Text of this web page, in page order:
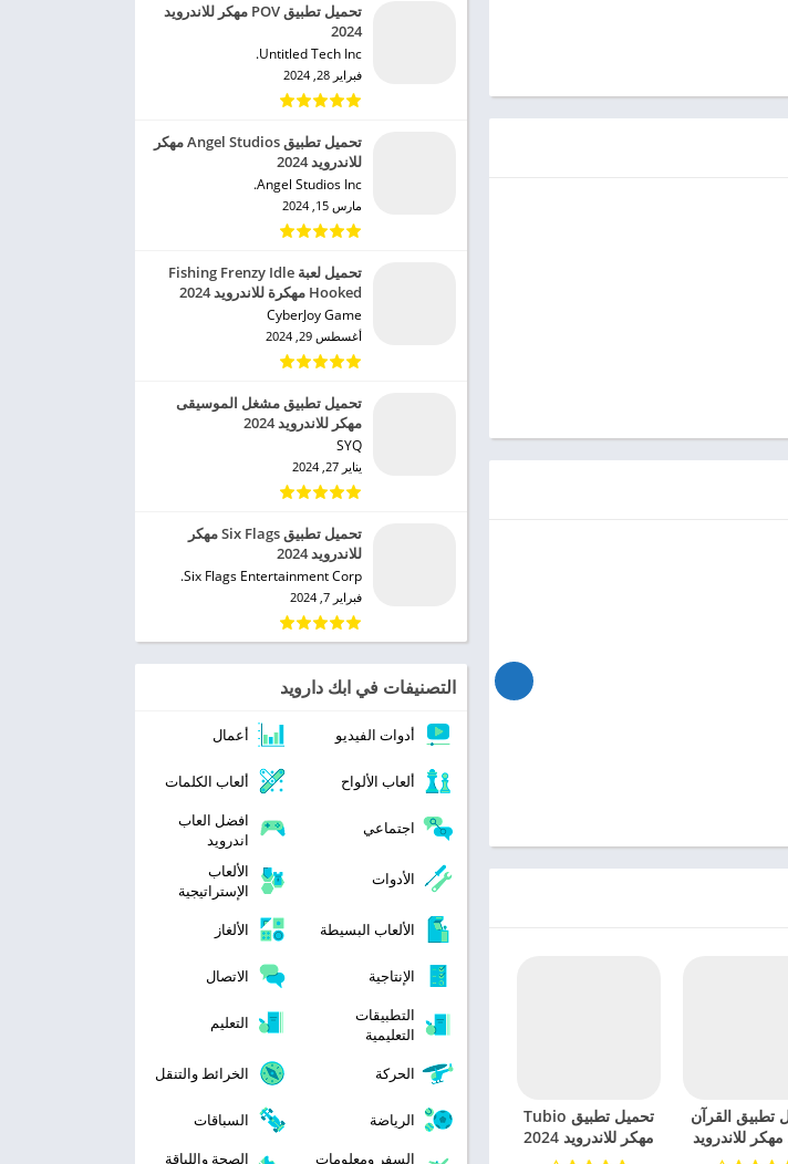
تطبيق القرآن
APK مهكر للاندرويد
2024
تحميل تطبيق Tubio
مهكر للاندرويد 2024
تحميل تطبيق POV مهكر للاندرويد
2024
Untitled Tech Inc.‏
فبراير 28, 2024
تحميل تطبيق Angel Studios مهكر
للاندرويد 2024
Angel Studios Inc.‏
مارس 15, 2024
تحميل لعبة Fishing Frenzy Idle
Hooked مهكرة للاندرويد 2024
CyberJoy Game‏
أغسطس 29, 2024
تحميل تطبيق مشغل الموسيقى
مهكر للاندرويد 2024
SYQ‏
يناير 27, 2024
تحميل تطبيق Six Flags مهكر
للاندرويد 2024
Six Flags Entertainment Corp.‏
فبراير 7, 2024
التصنيفات في ابك دارويد
أدوات الفيديو أعمال
ألعاب الألواح ألعاب الكلمات
اجتماعي
افضل العاب
اندرويد
الأدوات
الألعاب
الإستراتيجية
الألعاب البسيطة
الألغاز
الإنتاجية
الاتصال
التطبيقات
التعليمية
التعليم
الحركة الخرائط والتنقل
الرياضة
السباقات
السفر ومعلومات
الصحة واللياقة